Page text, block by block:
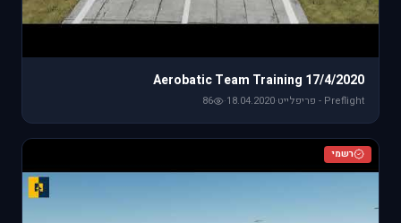
Aerobatic Team Training 17/4/2020
Preflight - פריפלייט ·
18.04.2020
·
86
רשמי